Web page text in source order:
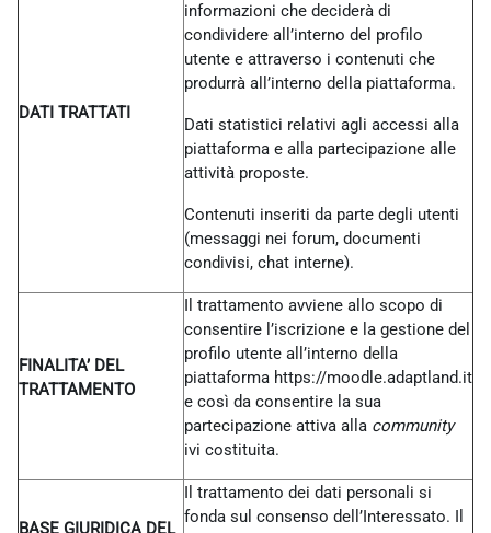
DATI TRATTATI
informazioni che deciderà di
condividere all’interno del profilo
utente e attraverso i contenuti che
produrrà all’interno della piattaforma.
Dati statistici relativi agli accessi alla
piattaforma e alla partecipazione alle
attività proposte.
Contenuti inseriti da parte degli utenti
(messaggi nei forum, documenti
condivisi, chat interne).
FINALITA’ DEL
TRATTAMENTO
Il trattamento avviene allo scopo di
consentire l’iscrizione e la gestione del
profilo utente all’interno della
piattaforma https://moodle.adaptland.it
e così da consentire la sua
partecipazione attiva alla community
ivi costituita.
BASE GIURIDICA DEL
Il trattamento dei dati personali si
fonda sul consenso dell’Interessato. Il